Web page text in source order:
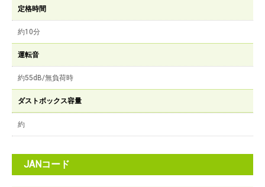
定格時間
約10分
運転音
約55dB/無負荷時
ダストボックス容量
約
JANコード